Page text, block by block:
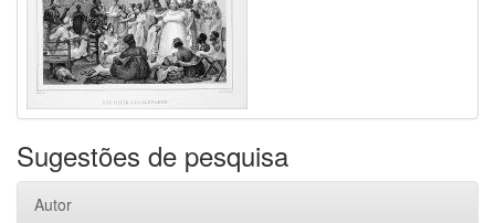
Sugestões de pesquisa
Autor